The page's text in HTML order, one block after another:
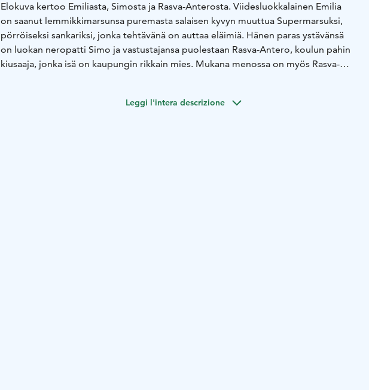
Elokuva kertoo Emiliasta, Simosta ja Rasva-Anterosta. Viidesluokkalainen Emilia
on saanut lemmikkimarsunsa puremasta salaisen kyvyn muuttua Supermarsuksi,
pörröiseksi sankariksi, jonka tehtävänä on auttaa eläimiä. Hänen paras ystävänsä
on luokan neropatti Simo ja vastustajansa puolestaan Rasva-Antero, koulun pahin
kiusaaja, jonka isä on kaupungin rikkain mies. Mukana menossa on myös Rasva-
Emiliasta tuli supersankari, kun hän sai lahjaksi taianomaisen lemmikkimarsun, joka
Leggi l'intera descrizione